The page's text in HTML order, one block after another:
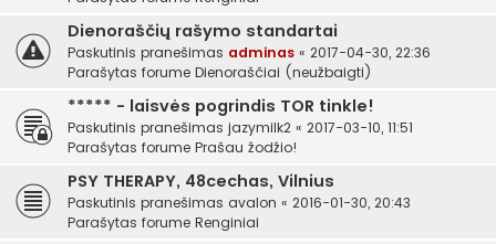
Dienoraščių rašymo standartai
Paskutinis pranešimas adminas « 2017-04-30, 22:36
Parašytas forume Dienoraščiai (neužbaigti)
***** - laisvės pogrindis TOR tinkle!
Paskutinis pranešimas jazymilk2 « 2017-03-10, 11:51
Parašytas forume Prašau žodžio!
PSY THERAPY, 48cechas, Vilnius
Paskutinis pranešimas avalon « 2016-01-30, 20:43
Parašytas forume Renginiai